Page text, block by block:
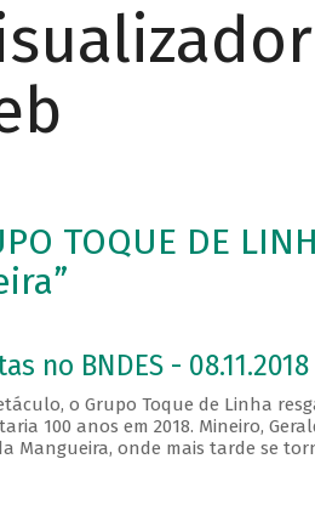
TOQUE DE
no BNDES -
o Grupo Toque de Linha
100 anos em 2018. Mineiro,
Mangueira, onde mais tarde se